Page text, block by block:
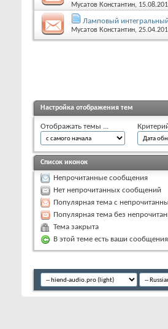
Мусатов Константин,
Ламповый
Мусатов Константин,
Настройка отображения тем
Отображать темы ...
Список иконок
Непрочитанные сообщения
Нет непрочитанных сообщений
Популярная тема с
Популярная тема без
Тема закрыта
В этой теме есть ваши сообщения